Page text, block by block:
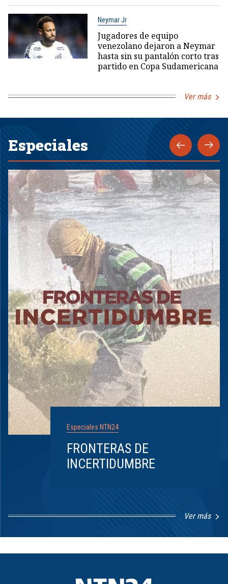
Neymar Jr
Jugadores de equipo
venezolano dejaron a Neymar
hasta sin su pantalón corto tras
partido en Copa Sudamericana
Ver más
Especiales
Especiales NTN24
FRONTERAS DE
INCERTIDUMBRE
Ver más
8